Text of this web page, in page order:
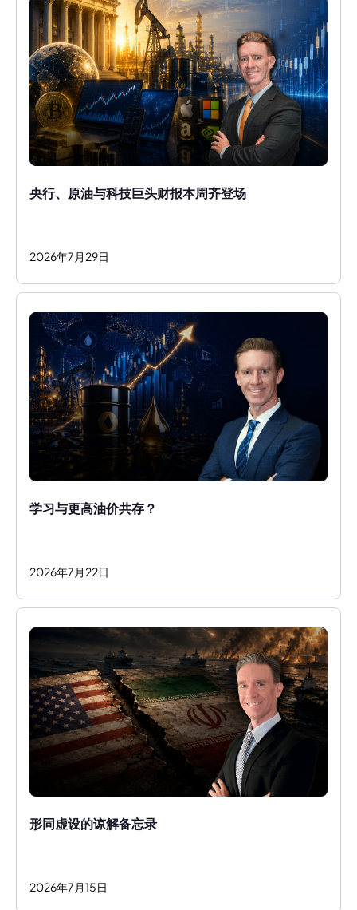
央行、原油与科技巨头财报本周齐登场
2026年7 月 29日
2026年7 月 22日
形同虚设的谅解备忘录
2026年7 月15日